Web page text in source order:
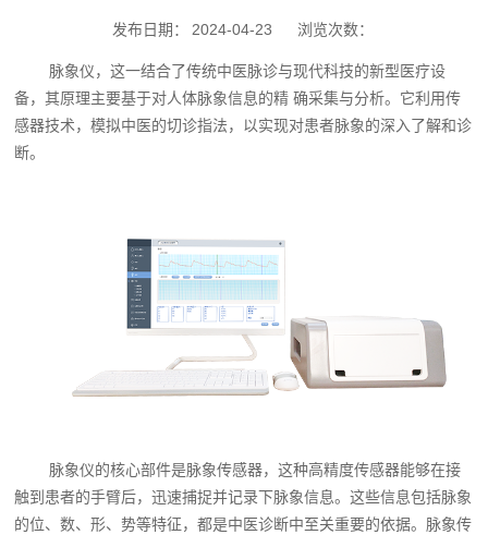
发布日期： 2024-04-23 浏览次数：
脉象仪，这一结合了传统中医脉诊与现代科技的新型医疗设
备，其原理主要基于对人体脉象信息的精 确采集与分析。它利用传
感器技术，模拟中医的切诊指法，以实现对患者脉象的深入了解和诊
断。
脉象仪的核心部件是脉象传感器，这种高精度传感器能够在接
触到患者的手臂后，迅速捕捉并记录下脉象信息。这些信息包括脉象
的位、数、形、势等特征，都是中医诊断中至关重要的依据。脉象传